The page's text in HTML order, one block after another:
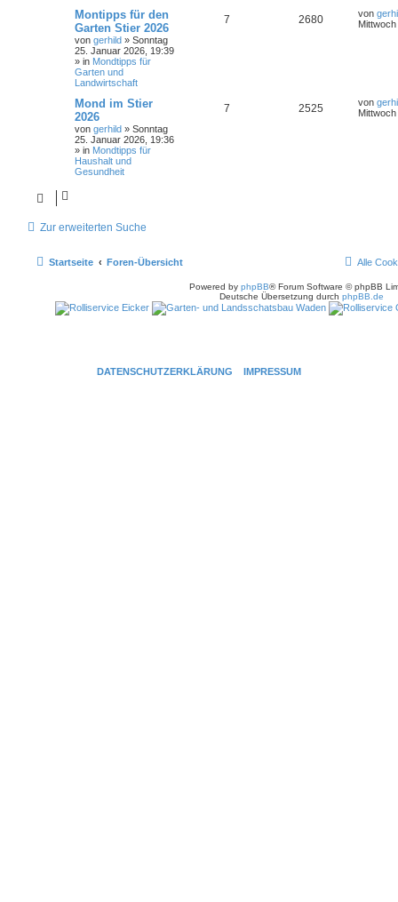
Montipps für den
Garten Stier 2026
von gerhild » Sonntag
25. Januar 2026, 19:39
» in Mondtipps für
Garten und
Landwirtschaft
7 2680 von
Mond im Stier
2026
von gerhild » Sonntag
25. Januar 2026, 19:36
» in Mondtipps für
Haushalt und
Gesundheit
7 2525 von
Zur erweiterten Suche
Startseite Foren-Übersicht Alle
Powered by phpBB® Forum Software © phpBB
Deutsche Übersetzung durch phpBB.de
DATENSCHUTZERKLÄRUNG IMPRESSUM